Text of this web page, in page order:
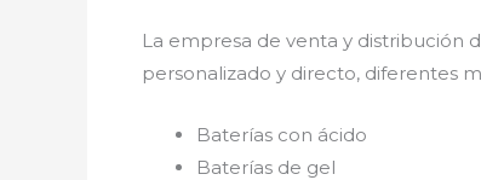
La empresa de venta y distribución
personalizado y directo, diferentes
Baterías con ácido
Baterías de gel